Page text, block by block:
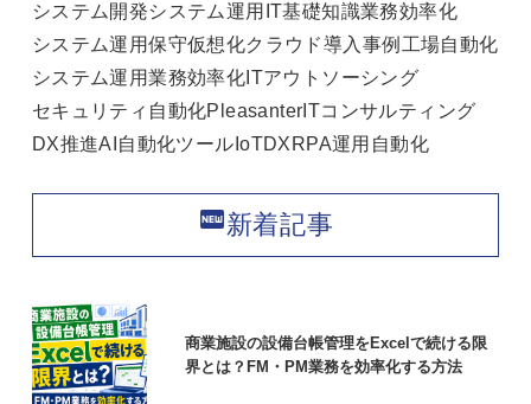
システム開発システム運用 IT基礎知識業務効率化
システム運用保守仮想化クラウド導入事例 工場自動化
システム運用業務効率化 ITアウトソーシング
セキュリティ 自動化Pleasanter ITコンサルティング
DX推進AI 自動化ツール IoTDX RPA運用自動化
fiber_new新着記事
商業施設の設備台帳管理をExcelで続ける限
界とは？FM・PM業務を効率化する方法